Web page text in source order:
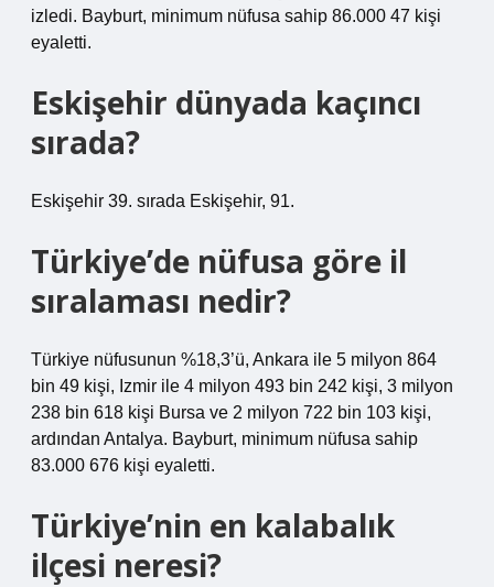
izledi. Bayburt, minimum nüfusa sahip 86.000 47 kişi
eyaletti.
Eskişehir dünyada kaçıncı
sırada?
Eskişehir 39. sırada Eskişehir, 91.
Türkiye’de nüfusa göre il
sıralaması nedir?
Türkiye nüfusunun %18,3’ü, Ankara ile 5 milyon 864
bin 49 kişi, Izmir ile 4 milyon 493 bin 242 kişi, 3 milyon
238 bin 618 kişi Bursa ve 2 milyon 722 bin 103 kişi,
ardından Antalya. Bayburt, minimum nüfusa sahip
83.000 676 kişi eyaletti.
Türkiye’nin en kalabalık
ilçesi neresi?